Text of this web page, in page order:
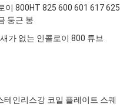
이 800HT 825 600 601 617 625
둥근 봉
가 없는 인콜로이 800 튜브
인리스강 코일 플레이트 스퀘